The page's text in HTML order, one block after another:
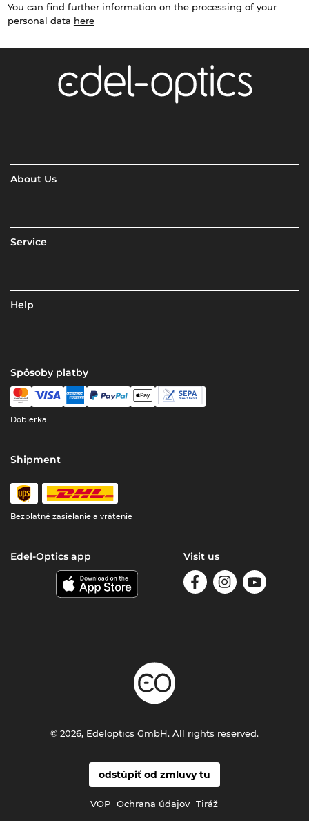
You can find further information on the processing of your
personal data here
About Us
Service
Help
Spôsoby platby
Dobierka
Shipment
Bezplatné zasielanie a vrátenie
Edel-Optics app Visit us
odstúpiť od zmluvy tu
VOP Ochrana údajov Tiráž
© 2026, Edeloptics GmbH. All rights reserved.